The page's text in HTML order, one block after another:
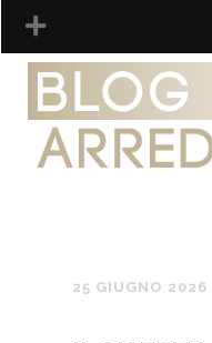
25 GIUGNO 2026